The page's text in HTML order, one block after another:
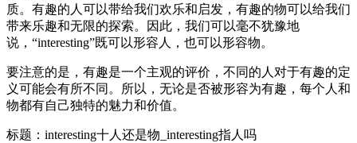
质。有趣的人可以带给我们欢乐和启发，有趣的物可以给我们
带来乐趣和无限的探索。因此，我们可以毫不犹豫地
说，“interesting”既可以形容人，也可以形容物。
要注意的是，有趣是一个主观的评价，不同的人对于有趣的定
义可能会有所不同。所以，无论是否被形容为有趣，每个人和
物都有自己独特的魅力和价值。
标题：interesting十人还是物_interesting指人吗